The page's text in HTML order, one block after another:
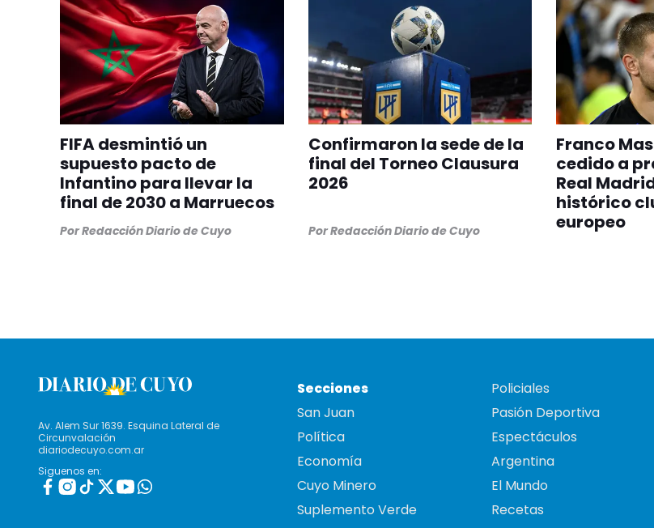
FIFA desmintió un
supuesto pacto de
Infantino para llevar la
final de 2030 a Marruecos
PorRedacción Diario de Cuyo
Confirmaron la sede de la
final del Torneo Clausura
2026
PorRedacción Diario de Cuyo
Franco
cedido a
Real
histórico
europeo
Av. Alem Sur 1639. Esquina Lateral de
Circunvalación
diariodecuyo.com.ar
Siguenos en:
Secciones
San Juan
Política
Economía
Cuyo Minero
Suplemento Verde
Policiales
Pasión Deportiva
Espectáculos
Argentina
El Mundo
Recetas